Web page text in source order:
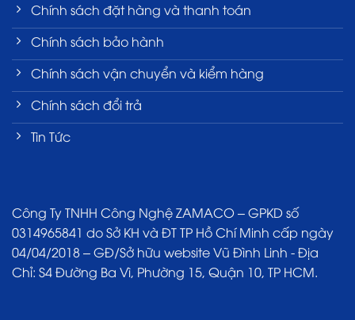
Chính sách đặt hàng và thanh toán
Chính sách bảo hành
Chính sách vận chuyển và kiểm hàng
Chính sách đổi trả
Tin Tức
Công Ty TNHH Công Nghệ ZAMACO – GPKD số
0314965841 do Sở KH và ĐT TP Hồ Chí Minh cấp ngày
04/04/2018 – GĐ/Sở hữu website Vũ Đình Linh - Địa
Chỉ: S4 Đường Ba Vì, Phường 15, Quận 10, TP HCM.